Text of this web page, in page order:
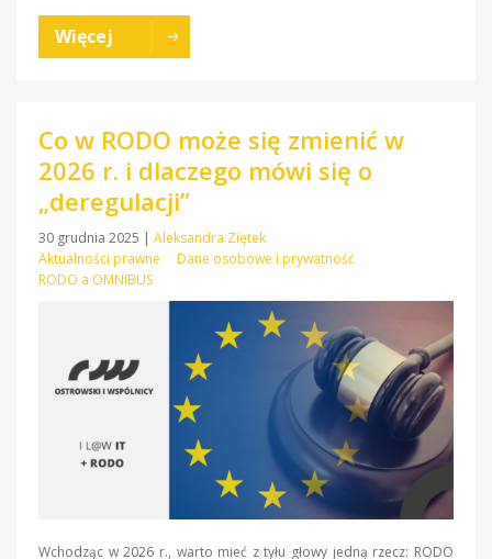
Więcej
Co w RODO może się zmienić w
2026 r. i dlaczego mówi się o
„deregulacji”
30 grudnia 2025 | Aleksandra Ziętek
Aktualności prawne
Dane osobowe i prywatność
RODO a OMNIBUS
Wchodząc w 2026 r., warto mieć z tyłu głowy jedną rzecz: RODO